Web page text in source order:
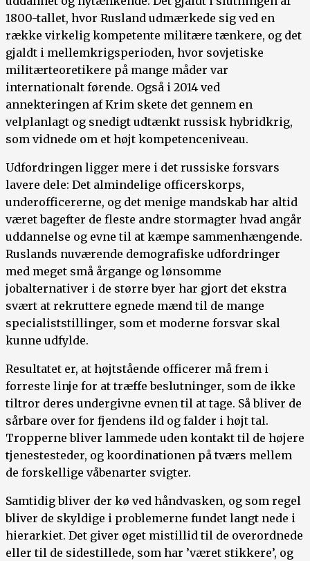
1800-tallet, hvor Rusland udmærkede sig ved en
række virkelig kompetente militære tænkere, og det
gjaldt i mellemkrigsperioden, hvor sovjetiske
militærteoretikere på mange måder var
internationalt førende. Også i 2014 ved
annekteringen af Krim skete det gennem en
velplanlagt og snedigt udtænkt russisk hybridkrig,
som vidnede om et højt kompetenceniveau.
Udfordringen ligger mere i det russiske forsvars
lavere dele: Det almindelige officerskorps,
underofficererne, og det menige mandskab har altid
været bagefter de fleste andre stormagter hvad angår
uddannelse og evne til at kæmpe sammenhængende.
Ruslands nuværende demografiske udfordringer
med meget små årgange og lønsomme
jobalternativer i de større byer har gjort det ekstra
svært at rekruttere egnede mænd til de mange
specialiststillinger, som et moderne forsvar skal
kunne udfylde.
Resultatet er, at højtstående officerer må frem i
forreste linje for at træffe beslutninger, som de ikke
tiltror deres undergivne evnen til at tage. Så bliver de
sårbare over for fjendens ild og falder i højt tal.
Tropperne bliver lammede uden kontakt til de højere
tjenestesteder, og koordinationen på tværs mellem
de forskellige våbenarter svigter.
Samtidig bliver der kø ved håndvasken, og som regel
bliver de skyldige i problemerne fundet langt nede i
hierarkiet. Det giver øget mistillid til de overordnede
eller til de sidestillede, som har ’været stikkere’, og